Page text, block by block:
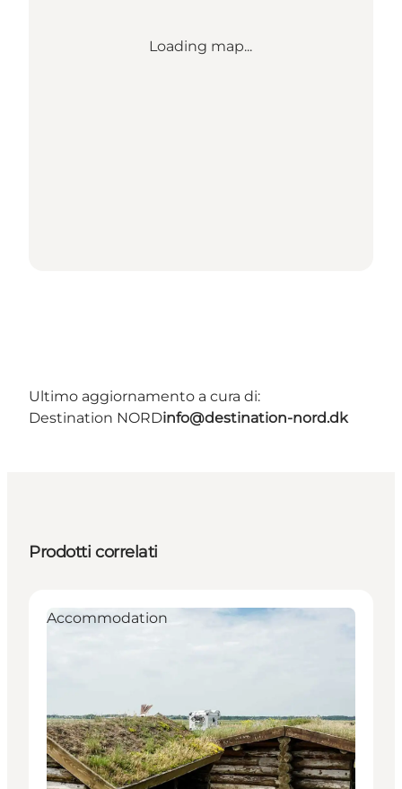
Loading map...
Ultimo aggiornamento a cura di:
Destination NORDinfo@destination-nord.dk
Prodotti correlati
Accommodation